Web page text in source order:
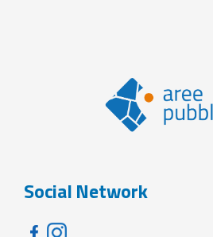
Social Network